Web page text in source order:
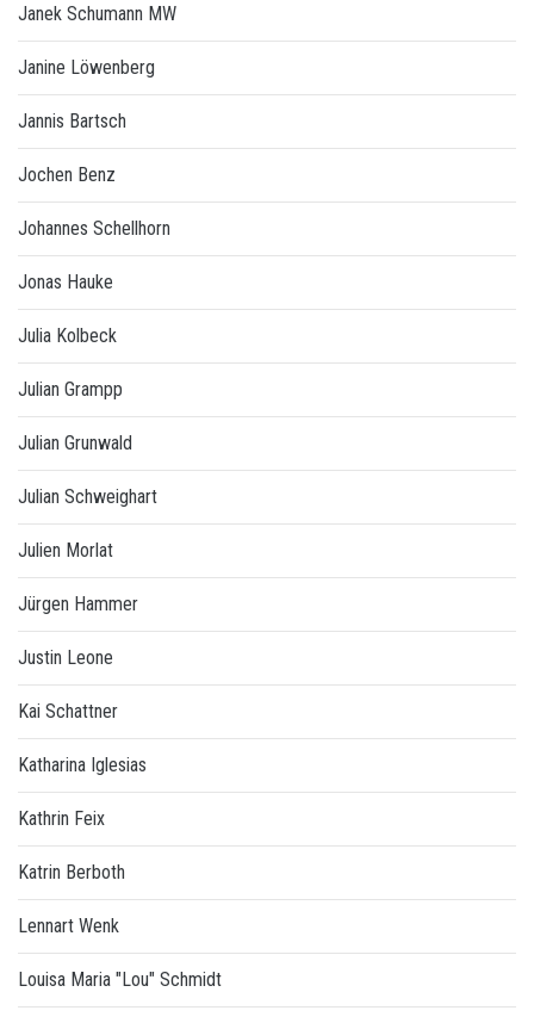
Janek Schumann MW
Janine Löwenberg
Jannis Bartsch
Jochen Benz
Johannes Schellhorn
Jonas Hauke
Julia Kolbeck
Julian Grampp
Julian Grunwald
Julian Schweighart
Julien Morlat
Jürgen Hammer
Justin Leone
Kai Schattner
Katharina Iglesias
Kathrin Feix
Katrin Berboth
Lennart Wenk
Louisa Maria "Lou" Schmidt